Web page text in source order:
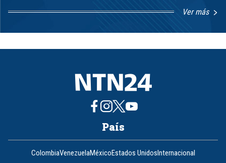
Ver más
8
País
ColombiaVenezuelaMéxicoEstados UnidosInternacional